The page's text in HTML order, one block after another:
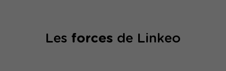
Les forces de Linkeo